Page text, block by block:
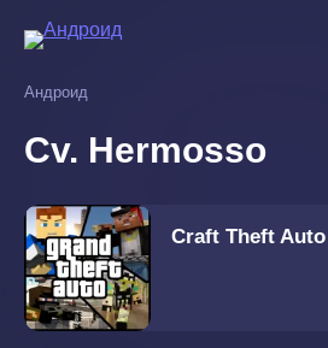
основному
Андроид
Cv. Hermosso
Craft Theft